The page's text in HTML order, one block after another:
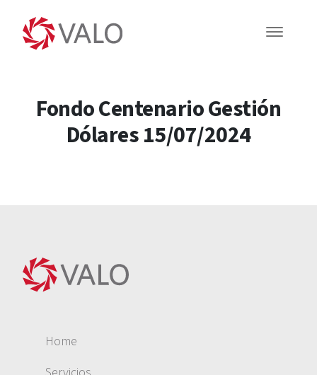
Fondo Centenario Gestión
Dólares 15/07/2024
Home